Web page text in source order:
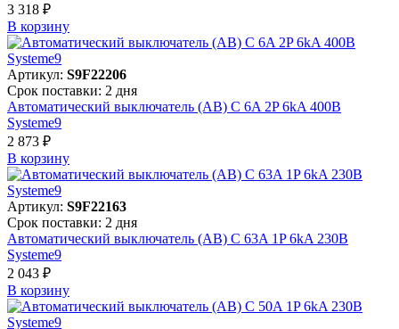
3 318 ₽
В корзинy
Артикул: S9F22206
Срок поставки: 2 дня
Автоматический выключатель (АВ) C 6A 2P 6kA 400В
Systeme9
2 873 ₽
В корзинy
Артикул: S9F22163
Срок поставки: 2 дня
Автоматический выключатель (АВ) C 63A 1P 6kA 230В
Systeme9
2 043 ₽
В корзинy